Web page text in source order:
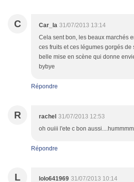
C Car_la 31/07/2013 13:14
Cela sent bon, les beaux marchés
ces fruits et ces légumes gorgés de
belle mise en scène qui donne
bybye
Répondre
R rachel 31/07/2013 12:53
oh ouiii l'ete c bon
Répondre
L lolo641969 31/07/2013 10:14